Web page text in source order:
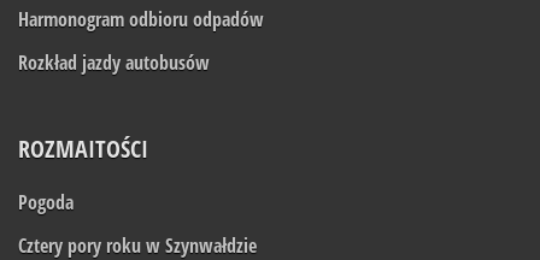
Harmonogram odbioru odpadów
Rozkład jazdy autobusów
ROZMAITOŚCI
Pogoda
Cztery pory roku w Szynwałdzie